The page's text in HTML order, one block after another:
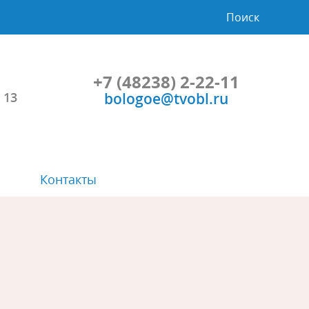
Поиск
+7 (48238) 2-22-11
bologoe@tvobl.ru
Контакты